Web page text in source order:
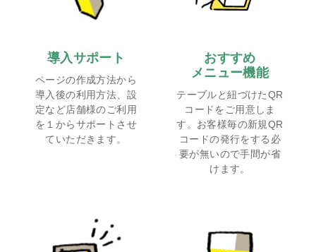
導入サポート
ページの作成方法から
導入後の利用方法、設
定など店舗様のご利用
を１からサポートさせ
ていただきます。
おすすめ
メニュー機能
テーブルと紐づけたQR
コードをご用意しま
す。お客様毎の新規QR
コードの発行をする必
要が無いので手間が省
けます。